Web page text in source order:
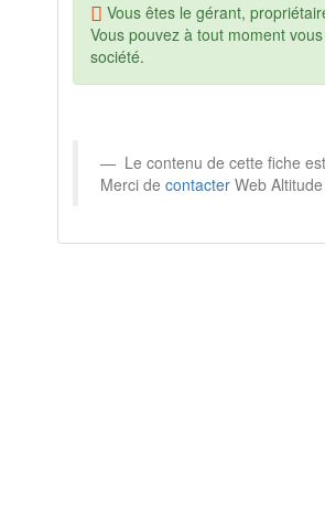
Vous êtes le gérant,
Vous pouvez à tout moment
société.
Le contenu de cette fiche
Merci de contacter Web